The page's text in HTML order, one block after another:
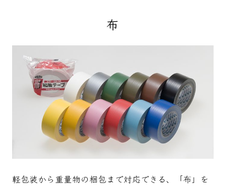
布
軽包装から重量物の梱包まで対応できる、「布」を